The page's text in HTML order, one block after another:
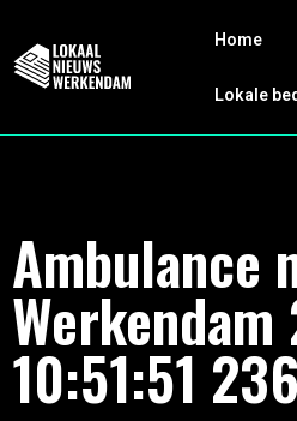
Home
Lokale
Ambulance
10:51:51